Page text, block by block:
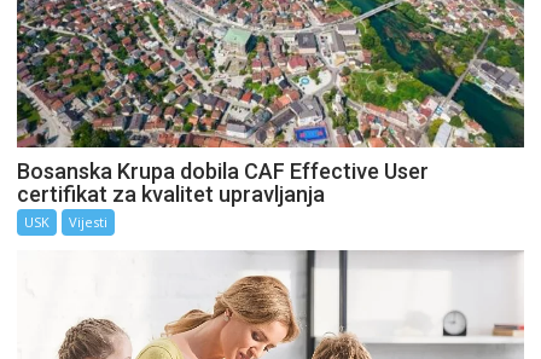
Bosanska Krupa dobila CAF Effective User
certifikat za kvalitet upravljanja
USK Vijesti